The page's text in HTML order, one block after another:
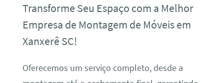
Transforme Seu Espaço com a Melhor
Empresa de Montagem de Móveis em
Xanxerê SC!
Oferecemos um serviço completo, desde a